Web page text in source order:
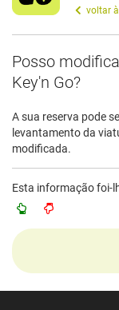
voltar
Posso
Key'n Go?
A sua reserva pode
levantamento da
modificada.
Esta informação foi-